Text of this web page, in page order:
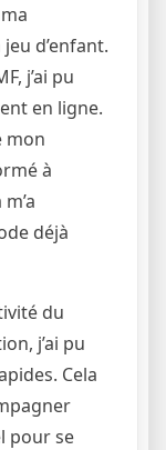
d’enfant.
j’ai pu
en ligne.
mon
à
déjà
du
j’ai pu
Cela
pour se